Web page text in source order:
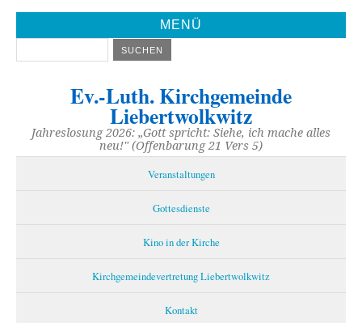
MENÜ
Ev.-Luth. Kirchgemeinde
Liebertwolkwitz
Jahreslosung 2026: „Gott spricht: Siehe, ich mache alles
neu!" (Offenbarung 21 Vers 5)
Veranstaltungen
Gottesdienste
Kino in der Kirche
Kirchgemeindevertretung Liebertwolkwitz
Kontakt